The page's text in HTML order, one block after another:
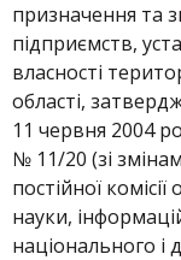
призначення та
підприємств,
власності
області,
11 червня 2004
№ 11/20 (зі
постійної
науки,
національного і